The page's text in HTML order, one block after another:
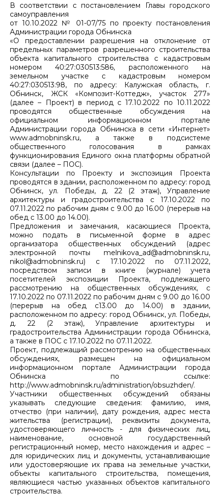
В соответствии с постановлением Главы городского
самоуправления
от 10.10.2022 № 01-07/75 по проекту постановления
Администрации города Обнинска
«О предоставлении разрешения на отклонение от
предельных параметров разрешенного строительства
объекта капитального строительства с кадастровым
номером 40:27:030513:586, расположенного на
земельном участке с кадастровым номером
40:27:030513:98, по адресу: Калужская область, г.
Обнинск, ЖСК «Композит-Коттедж», участок 277»
(далее – Проект) в период с 17.10.2022 по 10.11.2022
проводятся общественные обсуждения на
официальном информационном портале
Администрации города Обнинска в сети «Интернет»
www.admobninsk.ru, а также в подсистеме
общественного голосования в рамках
функционирования Единого окна платформы обратной
связи (далее – ПОС).
Консультации по Проекту и экспозиция Проекта
проводятся в здании, расположенном по адресу: город
Обнинск, ул. Победы, д. 22 (2 этаж), Управление
архитектуры и градостроительства с 17.10.2022 по
07.11.2022 по рабочим дням с 9.00 до 16.00 (перерыв на
обед с 13.00 до 14.00).
Предложения и замечания, касающиеся Проекта,
можно подать в письменной форме в адрес
организатора общественных обсуждений (адрес
электронной почты melnikova_ad@admobninsk.ru,
nikol@admobninsk.ru) с 17.10.2022 по 07.11.2022,
посредством записи в книге (журнале) учета
посетителей экспозиции Проекта, подлежащего
рассмотрению на общественных обсуждениях, с
17.10.2022 по 07.11.2022 по рабочим дням с 9.00 до 16.00
(перерыв на обед с13.00 до 14.00) в здании,
расположенном по адресу: город Обнинск, ул. Победы,
д. 22 (2 этаж), Управление архитектуры и
градостроительства Администрации города Обнинска,
а также в ПОС с 17.10.2022 по 07.11.2022.
Проект, подлежащий рассмотрению на общественных
обсуждениях, размещен на официальном
информационном портале Администрации города
Обнинска по ссылке:
http://www.admobninsk.ru/administration/obsuzhden/.
Участники общественных обсуждений обязаны
указывать следующие сведения: фамилию, имя,
отчество (при наличии), дату рождения, адрес места
жительства (регистрации), реквизиты документа,
удостоверяющего личность - для физических лиц,
наименование, основной государственный
регистрационный номер, место нахождения и адрес –
для юридических лиц и документы, устанавливающие
или удостоверяющие их права на земельные участки,
объекты капитального строительства, помещения,
являющиеся частью указанных объектов капитального
строительства.